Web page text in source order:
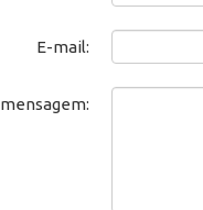
E-mail:
mensagem: